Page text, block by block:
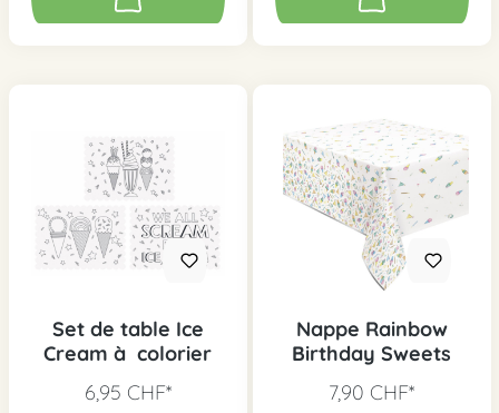
Set de table Ice
Cream à colorier
6,95 CHF*
Nappe Rainbow
Birthday Sweets
7,90 CHF*